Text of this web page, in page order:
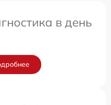
в день